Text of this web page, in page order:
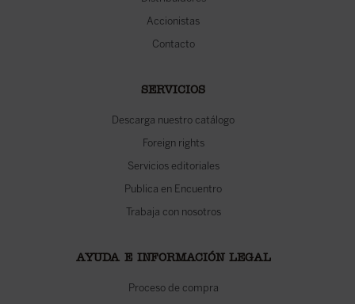
Accionistas
Contacto
SERVICIOS
Descarga nuestro catálogo
Foreign rights
Servicios editoriales
Publica en Encuentro
Trabaja con nosotros
AYUDA E INFORMACIÓN LEGAL
Proceso de compra